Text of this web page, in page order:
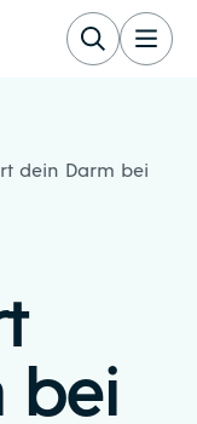
dein Darm bei
bei